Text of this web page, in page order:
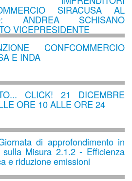
SIRACUSA AL
ANDREA SCHISANO
VICEPRESIDENTE
CONFCOMMERCIO
E INDA
CLICK! 21 DICEMBRE
ORE 10 ALLE ORE 24
di approfondimento in
sulla Misura 2.1.2 - Efficienza
e riduzione emissioni